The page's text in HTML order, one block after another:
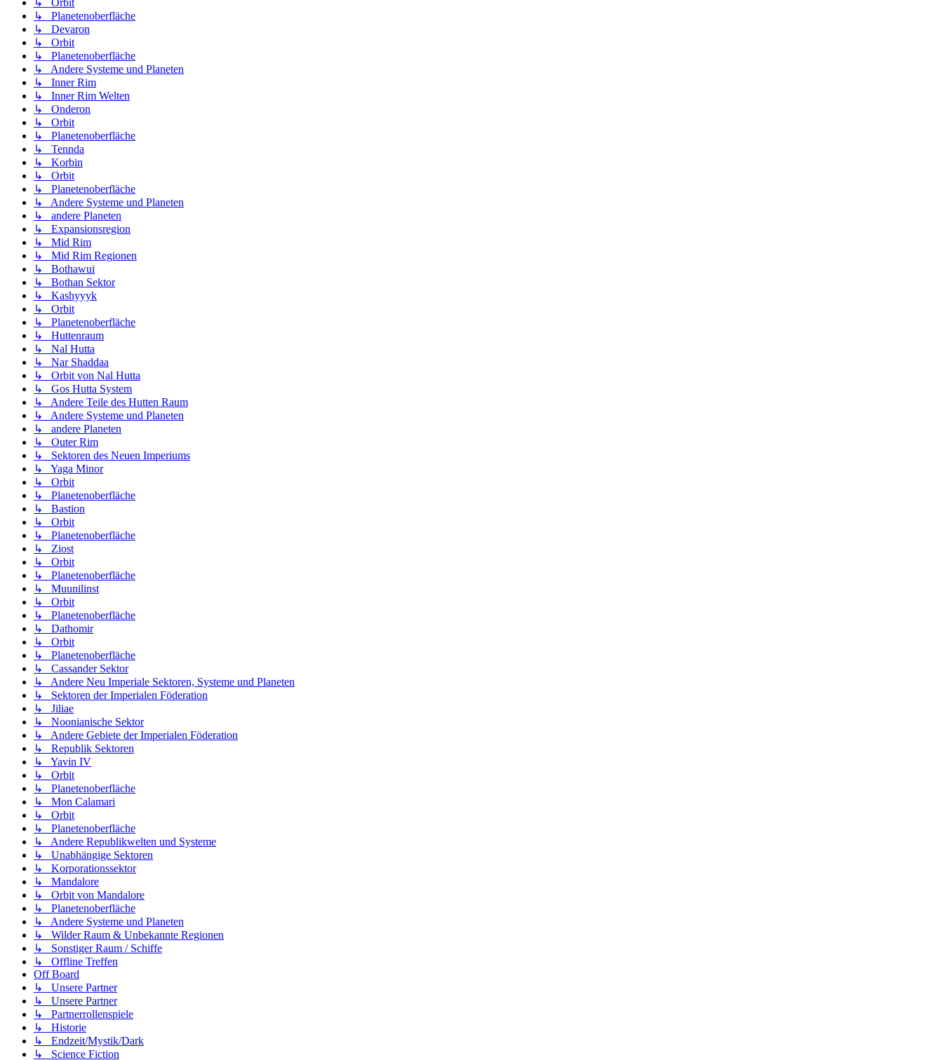
↳ Orbit
↳ Planetenoberfläche
↳ Devaron
↳ Orbit
↳ Planetenoberfläche
↳ Andere Systeme und Planeten
↳ Inner Rim
↳ Inner Rim Welten
↳ Onderon
↳ Orbit
↳ Planetenoberfläche
↳ Tennda
↳ Korbin
↳ Orbit
↳ Planetenoberfläche
↳ Andere Systeme und Planeten
↳ andere Planeten
↳ Expansionsregion
↳ Mid Rim
↳ Mid Rim Regionen
↳ Bothawui
↳ Bothan Sektor
↳ Kashyyyk
↳ Orbit
↳ Planetenoberfläche
↳ Huttenraum
↳ Nal Hutta
↳ Nar Shaddaa
↳ Orbit von Nal Hutta
↳ Gos Hutta System
↳ Andere Teile des Hutten Raum
↳ Andere Systeme und Planeten
↳ andere Planeten
↳ Outer Rim
↳ Sektoren des Neuen Imperiums
↳ Yaga Minor
↳ Orbit
↳ Planetenoberfläche
↳ Bastion
↳ Orbit
↳ Planetenoberfläche
↳ Ziost
↳ Orbit
↳ Planetenoberfläche
↳ Muunilinst
↳ Orbit
↳ Planetenoberfläche
↳ Dathomir
↳ Orbit
↳ Planetenoberfläche
↳ Cassander Sektor
↳ Andere Neu Imperiale Sektoren, Systeme und Planeten
↳ Sektoren der Imperialen Föderation
↳ Jiliae
↳ Noonianische Sektor
↳ Andere Gebiete der Imperialen Föderation
↳ Republik Sektoren
↳ Yavin IV
↳ Orbit
↳ Planetenoberfläche
↳ Mon Calamari
↳ Orbit
↳ Planetenoberfläche
↳ Andere Republikwelten und Systeme
↳ Unabhängige Sektoren
↳ Korporationssektor
↳ Mandalore
↳ Orbit von Mandalore
↳ Planetenoberfläche
↳ Andere Systeme und Planeten
↳ Wilder Raum & Unbekannte Regionen
↳ Sonstiger Raum / Schiffe
↳ Offline Treffen
Off Board
↳ Unsere Partner
↳ Unsere Partner
↳ Partnerrollenspiele
↳ Historie
↳ Endzeit/Mystik/Dark
↳ Science Fiction